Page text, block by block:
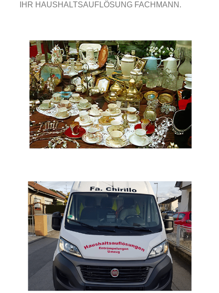
IHR HAUSHALTSAUFLÖSUNG FACHMANN.